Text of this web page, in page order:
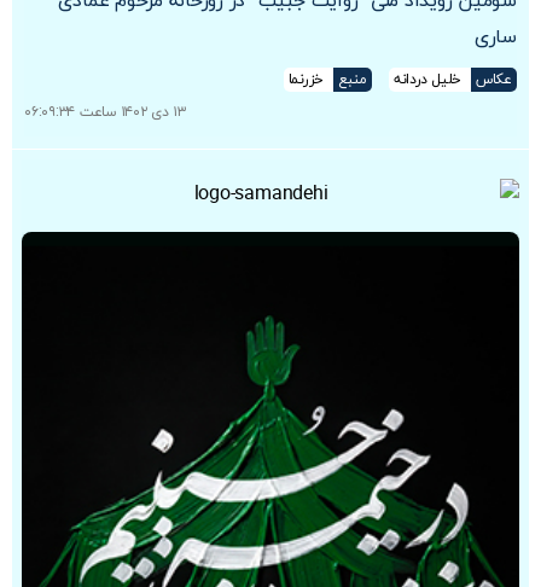
ساری
عکاس خلیل دردانه منبع
خزرنما
۱۳ دی ۱۴۰۲ ساعت ۰۶:۰۹:۳۴